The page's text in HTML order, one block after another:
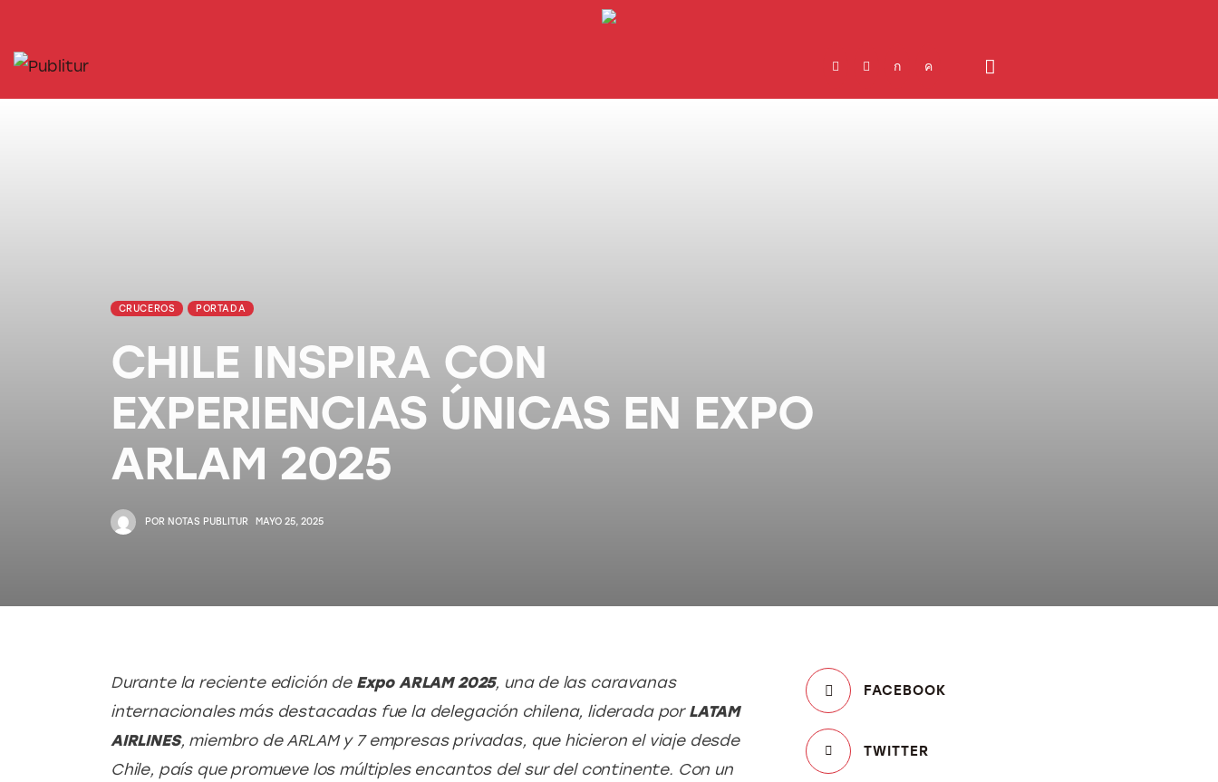
INDUSTRIA TURÍSTICA
CRUCEROS PORTADA
CHILE INSPIRA CON
EXPERIENCIAS ÚNICAS EN EXPO
ARLAM 2025
POR NOTAS PUBLITUR MAYO 25, 2025
Durante la reciente edición de Expo ARLAM 2025, una de las caravanas
internacionales más destacadas fue la delegación chilena, liderada por LATAM
AIRLINES, miembro de ARLAM y 7 empresas privadas, que hicieron el viaje desde
Chile, país que promueve los múltiples encantos del sur del continente. Con un
FACEBOOK
TWITTER